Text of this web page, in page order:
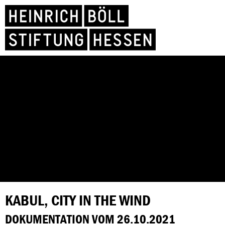
KABUL, CITY IN THE WIND
DOKUMENTATION VOM 26.10.2021